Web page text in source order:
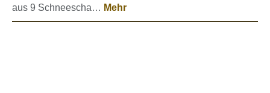
aus 9 Schneescha… Mehr